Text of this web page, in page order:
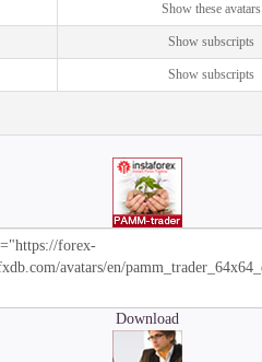
Show these avatars
Show subscripts
Show subscripts
Download